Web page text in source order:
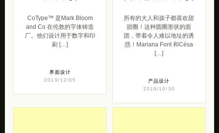
CoType™ 是Mark Bloom
and Co 在伦敦的字体铸造
厂。他们设计用于数字和印
刷 […]
界面设计
2019/12/05
所有的大人和孩子都喜欢甜
甜圈！这种圆圈形状的面
团，带着令人难以地址的诱
惑！Mariana Font 和Césa
[…]
产品设计
2019/10/30